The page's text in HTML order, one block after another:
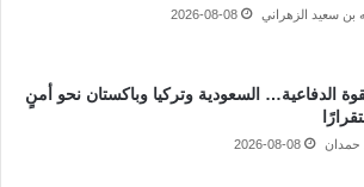
بن سعيد الزهراني 2026-08-08
الدفاعية… السعودية وتركيا وباكستان نحو أمنٍ
حمدان 2026-08-08